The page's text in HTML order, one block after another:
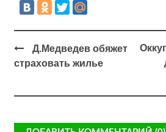
Д.Медведев обяжет
страховать жилье